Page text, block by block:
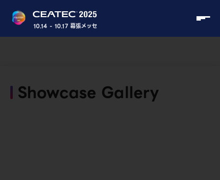
10.14 - 10.17 幕張メッセ
Showcase Gallery